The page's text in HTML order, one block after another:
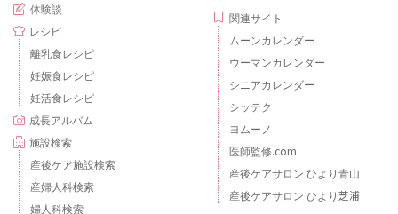
体験談
レシピ
離乳食レシピ
妊娠食レシピ
妊活食レシピ
成長アルバム
施設検索
産後ケア施設検索
産婦人科検索
婦人科検索
関連サイト
ムーンカレンダー
ウーマンカレンダー
シニアカレンダー
シッテク
ヨムーノ
医師監修.com
産後ケアサロン ひより青山
産後ケアサロン ひより芝浦